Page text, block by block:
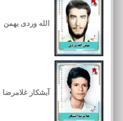
الله وردی بهمن
آبشکار غلامرضا